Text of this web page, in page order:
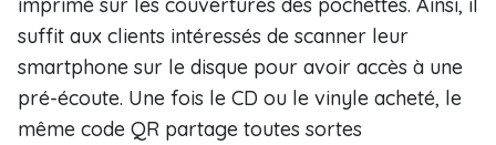
suffit aux clients intéressés de scanner leur
smartphone sur le disque pour avoir accès à une
pré-écoute. Une fois le CD ou le vinyle acheté, le
même code QR partage toutes sortes